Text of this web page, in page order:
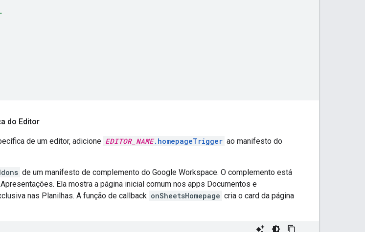
do Editor
de um editor, adicione EDITOR_NAME.homepageTrigger ao manifesto do
de um manifesto de complemento do Google Workspace. O complemento está
Ela mostra a página inicial comum nos apps Documentos e
nas Planilhas. A função de callback onSheetsHomepage cria o card da página